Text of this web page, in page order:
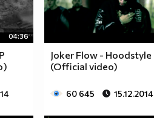
04:36
Joker Flow - Hoodstyle
(Official video)
60 645 15.12.2014